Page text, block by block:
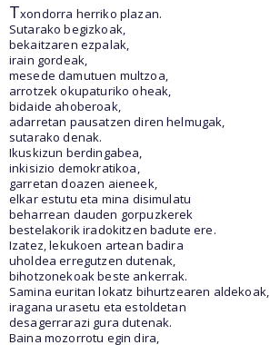
Txondorra herriko plazan.
Sutarako begizkoak,
bekaitzaren ezpalak,
irain gordeak,
mesede damutuen multzoa,
arrotzek okupaturiko oheak,
bidaide ahoberoak,
adarretan pausatzen diren helmugak,
sutarako denak.
Ikuskizun berdingabea,
inkisizio demokratikoa,
garretan doazen aieneek,
elkar estutu eta mina disimulatu
beharrean dauden gorpuzkerek
bestelakorik iradokitzen badute ere.
Izatez, lekukoen artean badira
uholdea erregutzen dutenak,
bihotzonekoak beste ankerrak.
Samina euritan lokatz bihurtzearen aldekoak,
iragana urasetu eta estoldetan
desagerrarazi gura dutenak.
Baina mozorrotu egin dira,